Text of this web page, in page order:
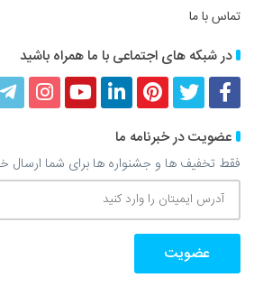
تماس با ما
در شبکه های اجتماعی با ما همراه باشید
فیسبوکتوییترپینترستلینکداینیوتیوب
عضویت در خبرنامه ما
فقط تخفیف ها و جشنواره ها برای شما ارسال
آدرس
ایمیتان
را